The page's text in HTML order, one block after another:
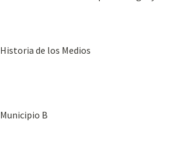
Historia de los Medios
Municipio B